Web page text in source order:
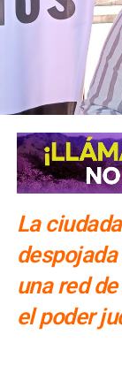
La
una red
el poder